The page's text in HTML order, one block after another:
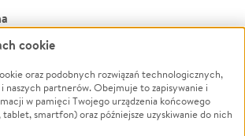
Powódź
Wichura
NGO
cookie
oraz podobnych rozwiązań technologicznych,
i naszych partnerów. Obejmuje to zapisywanie i
w pamięci Twojego urządzenia końcowego
smartfon) oraz późniejsze uzyskiwanie do nich